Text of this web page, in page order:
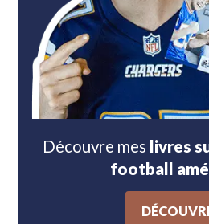
Découvre mes livres
football